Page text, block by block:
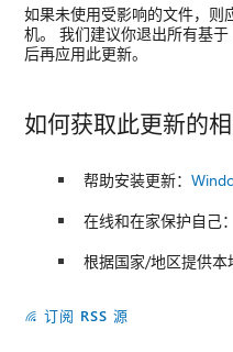
如果未使用受影响的文件，则
机。 我们建议你退出所有基
后再应用此更新。
如何获取此更新的
帮助安装更新：
在线和在家保护自己
根据国家/地区提供本
订阅 RSS 源